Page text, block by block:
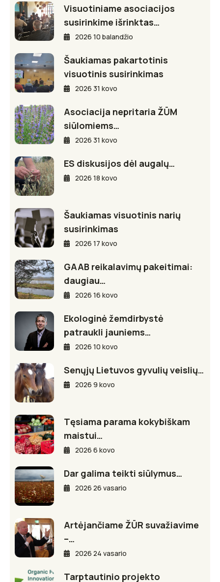
Visuotiniame asociacijos
susirinkime išrinktas…
2026 10 balandžio
Šaukiamas pakartotinis
visuotinis susirinkimas
2026 31 kovo
Asociacija nepritaria ŽŪM
siūlomiems…
2026 31 kovo
ES diskusijos dėl augalų…
2026 18 kovo
Šaukiamas visuotinis narių
susirinkimas
2026 17 kovo
GAAB reikalavimų pakeitimai:
daugiau…
2026 16 kovo
Ekologinė žemdirbystė
patraukli jauniems…
2026 10 kovo
Senųjų Lietuvos gyvulių veislių…
2026 9 kovo
Tęsiama parama kokybiškam
maistui…
2026 6 kovo
Dar galima teikti siūlymus…
2026 26 vasario
Artėjančiame ŽŪR suvažiavime
–…
2026 24 vasario
Tarptautinio projekto